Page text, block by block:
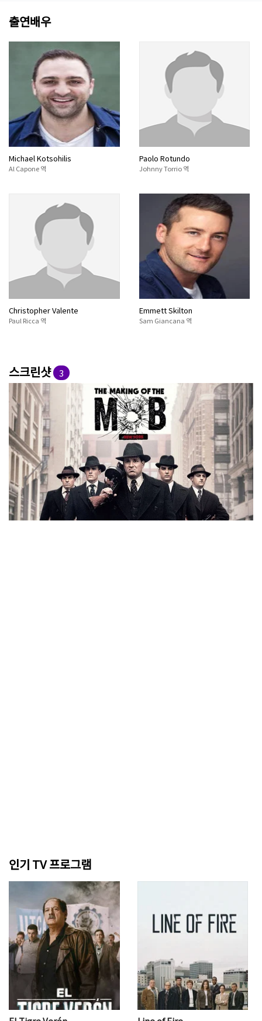
출연배우
Michael Kotsohilis
Al Capone 역
Paolo Rotundo
Johnny Torrio 역
Christopher Valente
Paul Ricca 역
Emmett Skilton
Sam Giancana 역
스크린샷 3
인기 TV 프로그램